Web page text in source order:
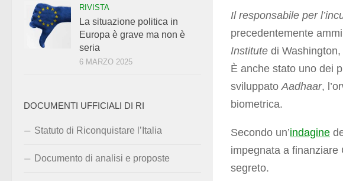
Il responsabile per
precedentemente
Institute di
È anche stato uno dei
sviluppato Aadhaar,
biometrica.
Secondo un’indagine
impegnata a finanziare
segreto.
RIVISTA
La situazione politica in
Europa è grave ma non è
seria
6 MARZO 2025
DOCUMENTI UFFICIALI DI RI
Statuto di Riconquistare l’Italia
Documento di analisi e proposte